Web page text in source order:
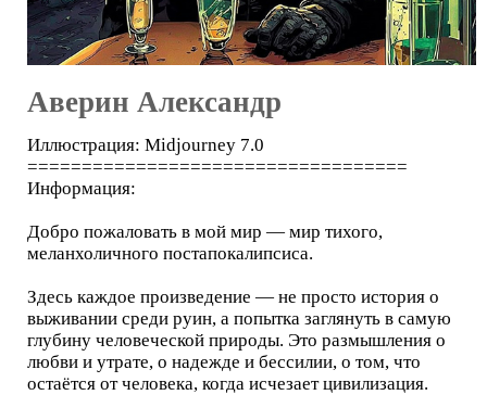
Аверин Александр
Иллюстрация: Midjourney 7.0
===================================
Информация:
Добро пожаловать в мой мир — мир тихого,
меланхоличного постапокалипсиса.
Здесь каждое произведение — не просто история о
выживании среди руин, а попытка заглянуть в самую
глубину человеческой природы. Это размышления о
любви и утрате, о надежде и бессилии, о том, что
остаётся от человека, когда исчезает цивилизация.